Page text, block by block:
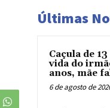
Últimas
Caçula de
vida do
anos, mãe
6 de agosto de